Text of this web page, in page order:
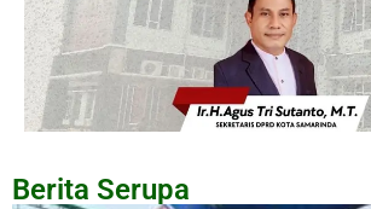
Berita Serupa